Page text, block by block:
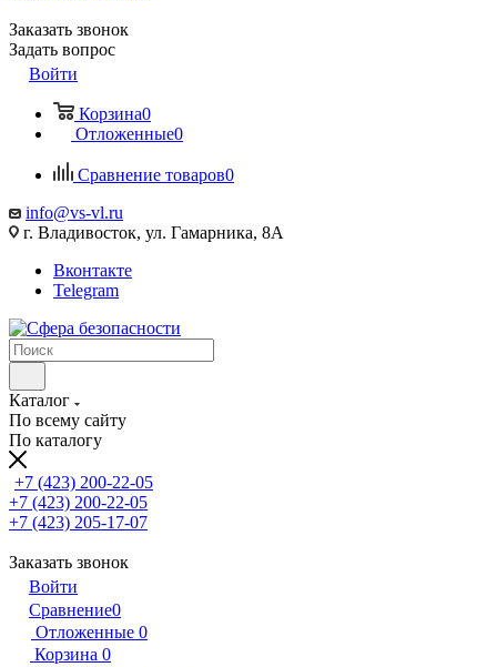
Заказать звонок
Задать вопрос
Войти
Корзина0
Отложенные0
Сравнение товаров0
info@vs-vl.ru
г. Владивосток, ул. Гамарника, 8А
Вконтакте
Telegram
Каталог
По всему сайту
По каталогу
+7 (423) 200-22-05
+7 (423) 200-22-05
+7 (423) 205-17-07
Заказать звонок
Войти
Сравнение0
Отложенные 0
Корзина 0